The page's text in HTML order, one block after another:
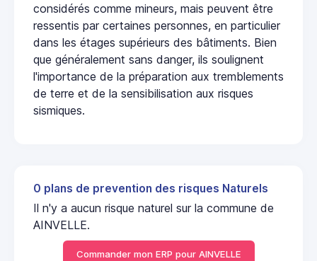
considérés comme mineurs, mais peuvent être
ressentis par certaines personnes, en particulier
dans les étages supérieurs des bâtiments. Bien
que généralement sans danger, ils soulignent
l'importance de la préparation aux tremblements
de terre et de la sensibilisation aux risques
sismiques.
0 plans de prevention des risques Naturels
Il n'y a aucun risque naturel sur la commune de
AINVELLE.
Commander mon ERP pour AINVELLE